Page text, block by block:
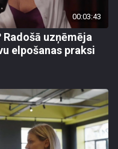
00:03:43
uzņēmēja
elpošanas praksi